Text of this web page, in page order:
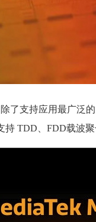
了支持应用最广泛
TDD、FDD载波聚